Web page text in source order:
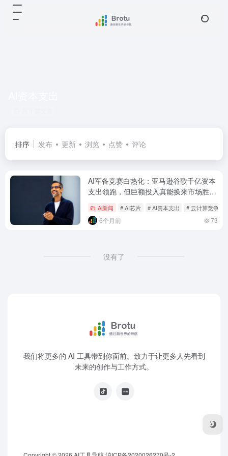
排序 发布 更新 浏览 点赞 评论
AI军备竞赛白热化：亚马逊谷歌千亿资本
支出领跑，但巨额投入真能换来市场胜
Ai新闻 # AI芯片 # AI资本支出 # 云计算竞争格
6个月前 73
没有了
我们将更多的 AI 工具带到你面前。致力于让更多人先看到
未来的创作与工作方式。